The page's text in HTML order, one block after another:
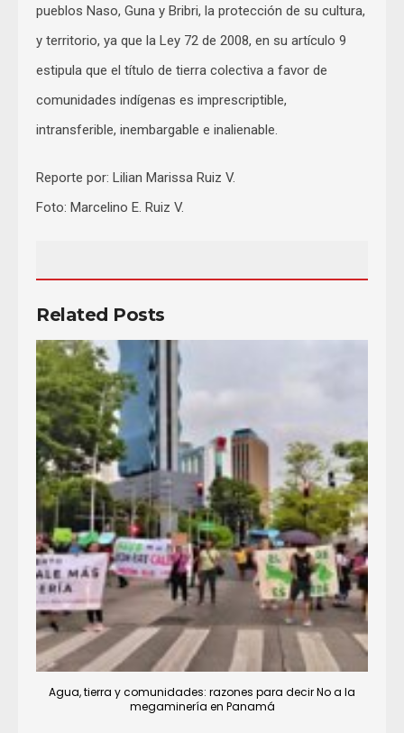
pueblos Naso, Guna y Bribri, la protección de su cultura,
y territorio, ya que la Ley 72 de 2008, en su artículo 9
estipula que el título de tierra colectiva a favor de
comunidades indígenas es imprescriptible,
intransferible, inembargable e inalienable.
Reporte por: Lilian Marissa Ruiz V.
Foto: Marcelino E. Ruiz V.
Related Posts
Agua, tierra y comunidades: razones para decir No a la
megaminería en Panamá